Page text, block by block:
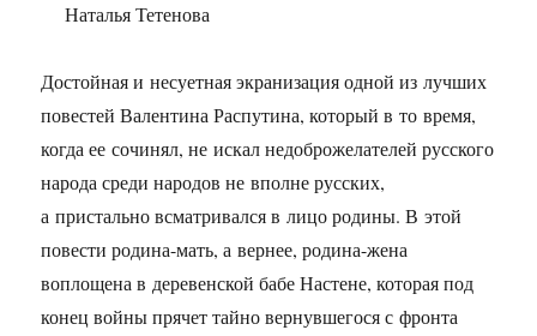
Наталья Тетенова
Достойная и несуетная экранизация одной из лучших
повестей Валентина Распутина, который в то время,
когда ее сочинял, не искал недоброжелателей русского
народа среди народов не вполне русских,
а пристально всматривался в лицо родины. В этой
повести родина-мать, а вернее, родина-жена
воплощена в деревенской бабе Настене, которая под
конец войны прячет тайно вернувшегося с фронта